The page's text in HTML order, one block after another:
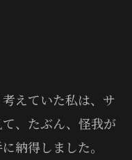
えていた私は、サ
、たぶん、怪我が
納得しました。